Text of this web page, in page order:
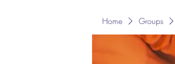
Home Groups